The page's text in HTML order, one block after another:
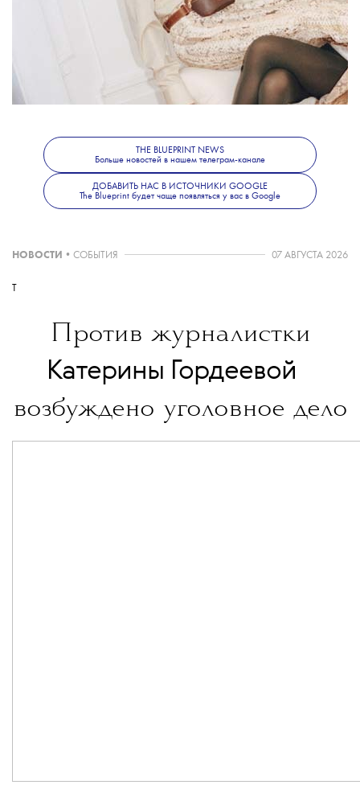
THE BLUEPRINT NEWS
Больше новостей в нашем телеграм-канале
ДОБАВИТЬ НАС В ИСТОЧНИКИ GOOGLE
The Blueprint будет чаще появляться у вас в Google
НОВОСТИ • СОБЫТИЯ 07 АВГУСТА 2026
T
Против журналистки
Катерины Гордеевой
возбуждено уголовное дело